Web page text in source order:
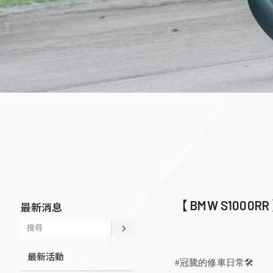
最新消息
最新活動
【 BMW
#冠騰的修車日常🛠️